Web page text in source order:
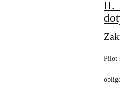
II.
Pilot